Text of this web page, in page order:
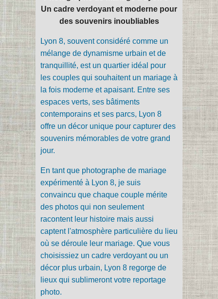
Un cadre verdoyant et moderne pour
des souvenirs inoubliables
Lyon 8, souvent considéré comme un
mélange de dynamisme urbain et de
tranquillité, est un quartier idéal pour
les couples qui souhaitent un mariage à
la fois moderne et apaisant. Entre ses
espaces verts, ses bâtiments
contemporains et ses parcs, Lyon 8
offre un décor unique pour capturer des
souvenirs mémorables de votre grand
jour.
En tant que photographe de mariage
expérimenté à Lyon 8, je suis
convaincu que chaque couple mérite
des photos qui non seulement
racontent leur histoire mais aussi
captent l'atmosphère particulière du lieu
où se déroule leur mariage. Que vous
choisissiez un cadre verdoyant ou un
décor plus urbain, Lyon 8 regorge de
lieux qui sublimeront votre reportage
photo.